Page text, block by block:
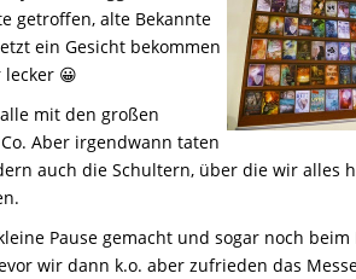
getroffen, alte Bekannte
ein Gesicht bekommen
😀
mit den großen
Aber irgendwann taten
auch die Schultern, über die wir alles
Pause gemacht und sogar noch beim
wir dann k.o. aber zufrieden das